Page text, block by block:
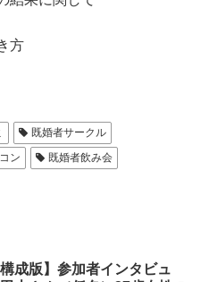
方
既婚者サークル
ン 既婚者飲み会
構成版】参加者インタビュ